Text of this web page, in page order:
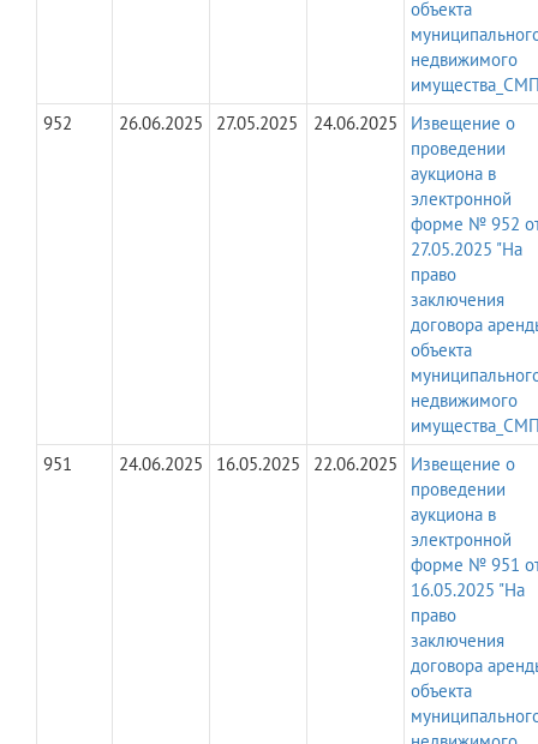
объекта
недвижимого
952
26.06.2025 27.05.2025 24.06.2025
Извещение о
проведении
аукциона в
электронной
форме № 952
27.05.2025 "На
право
заключения
договора
объекта
недвижимого
951
24.06.2025 16.05.2025 22.06.2025
Извещение о
проведении
аукциона в
электронной
форме № 951
16.05.2025 "На
право
заключения
договора
объекта